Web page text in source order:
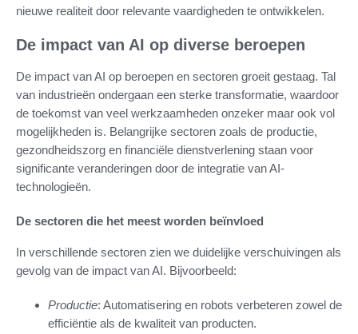
nieuwe realiteit door relevante vaardigheden te ontwikkelen.
De impact van AI op diverse beroepen
De impact van AI op beroepen en sectoren groeit gestaag. Tal
van industrieën ondergaan een sterke transformatie, waardoor
de toekomst van veel werkzaamheden onzeker maar ook vol
mogelijkheden is. Belangrijke sectoren zoals de productie,
gezondheidszorg en financiële dienstverlening staan voor
significante veranderingen door de integratie van AI-
technologieën.
De sectoren die het meest worden beïnvloed
In verschillende sectoren zien we duidelijke verschuivingen als
gevolg van de impact van AI. Bijvoorbeeld:
Productie: Automatisering en robots verbeteren zowel de
efficiëntie als de kwaliteit van producten.